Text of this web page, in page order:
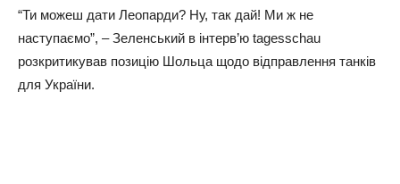
“Ти можеш дати Леопарди? Ну, так дай! Ми ж не
наступаємо”, – Зеленський в інтерв’ю tagesschau
розкритикував позицію Шольца щодо відправлення танків
для України.